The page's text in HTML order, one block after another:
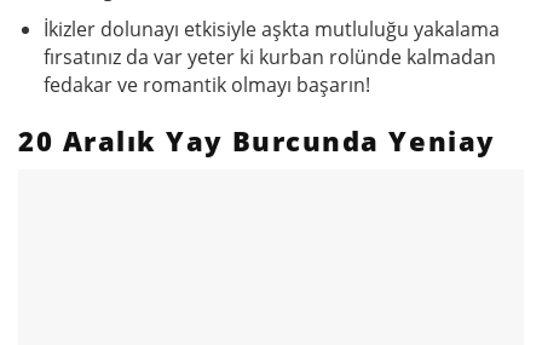
İkizler dolunayı etkisiyle aşkta mutluluğu yakalama
fırsatınız da var yeter ki kurban rolünde kalmadan
fedakar ve romantik olmayı başarın!
20 Aralık Yay Burcunda Yeniay